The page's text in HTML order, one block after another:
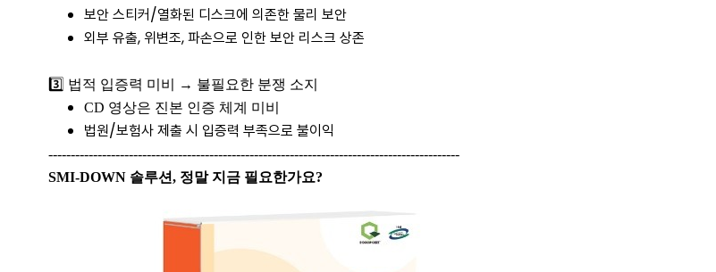
보안 스티커/열화된 디스크에 의존한 물리 보안
외부 유출, 위변조, 파손으로 인한 보안 리스크 상존
​3️⃣ 법적 입증력 미비 → 불필요한 분쟁 소지
CD 영상은 진본 인증 체계 미비
법원/보험사 제출 시 입증력 부족으로 불이익
--------------------------------------------------------------------------------------------
SMI-DOWN 솔루션, 정말 지금 필요한가요?